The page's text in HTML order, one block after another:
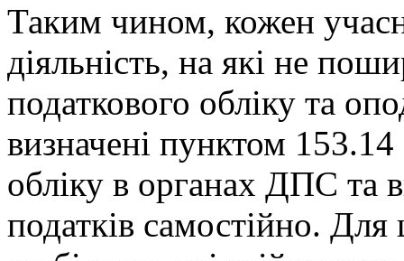
Таким чином, кожен
діяльність, на які не
податкового обліку та
визначені пунктом
обліку в органах ДПС та
податків самостійно. Для